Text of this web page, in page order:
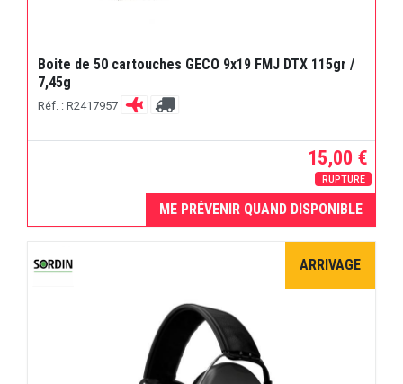
Boite de 50 cartouches GECO 9x19 FMJ DTX 115gr /
7,45g
Réf. : R2417957
15,00 €
RUPTURE
ME PRÉVENIR QUAND DISPONIBLE
ARRIVAGE